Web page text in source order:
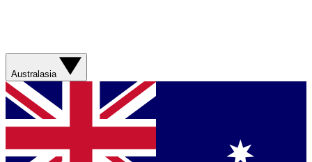
Australasia